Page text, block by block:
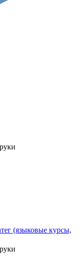
(языковые курсы,